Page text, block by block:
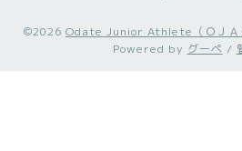
©2026 Odate Junior Athlete（ＯＪＡ
Powered by グーペ /